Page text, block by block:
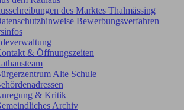
des Marktes Thalmässing
Bewerbungsverfahren
& Öffnungszeiten
Alte Schule
& Kritik
Archiv